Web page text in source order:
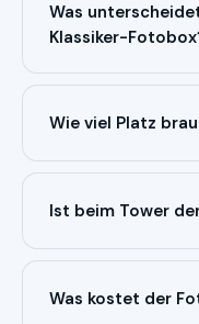
Was
Klassiker-
Der Tower ist
Design und
her, bietet
passt perfekt in
Wie viel Platz
Für den Tower
Raum für deine
genügt — den Rest,
übernehmen wir.
Ist beim Tower
Ja, unbegrenzte
Deine Gäste halten
und alle Bilder
Was kostet der